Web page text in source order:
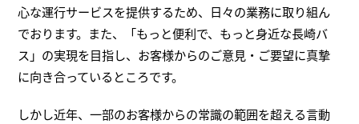
心な運行サービスを提供するため、日々の業務に取り組ん
でおります。また、「もっと便利で、もっと身近な長崎バ
ス」の実現を目指し、お客様からのご意見・ご要望に真摯
に向き合っているところです。
しかし近年、一部のお客様からの常識の範囲を超える言動